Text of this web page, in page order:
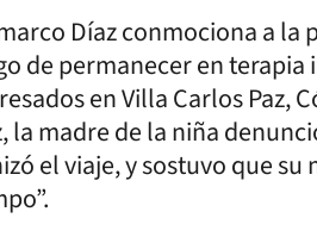
Díaz conmociona a la
de permanecer en
en Villa Carlos Paz,
la madre de la niña
el viaje, y sostuvo que